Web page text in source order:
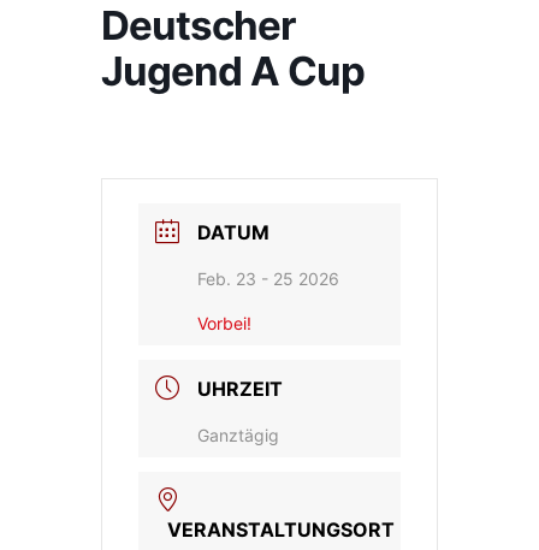
Deutscher
Jugend A Cup
DATUM
Feb. 23 - 25 2026
Vorbei!
UHRZEIT
Ganztägig
VERANSTALTUNGSORT